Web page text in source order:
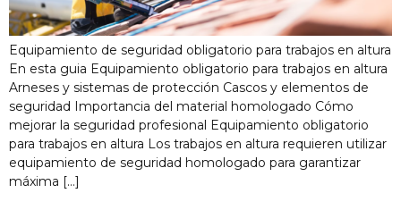
Equipamiento de seguridad obligatorio para trabajos en altura
En esta guia Equipamiento obligatorio para trabajos en altura
Arneses y sistemas de protección Cascos y elementos de
seguridad Importancia del material homologado Cómo
mejorar la seguridad profesional Equipamiento obligatorio
para trabajos en altura Los trabajos en altura requieren utilizar
equipamiento de seguridad homologado para garantizar
máxima […]